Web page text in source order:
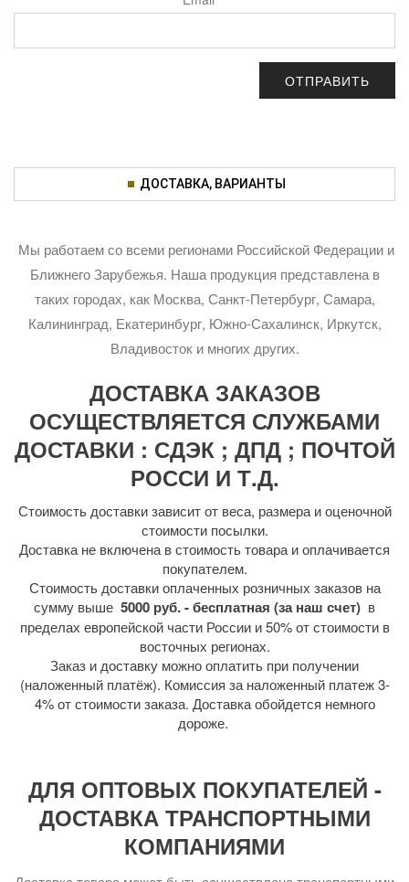
ДОСТАВКА, ВАРИАНТЫ
Мы работаем со всеми регионами Российской Федерации и
Ближнего Зарубежья. Наша продукция представлена в
таких городах, как Москва, Санкт-Петербург, Самара,
Калининград, Екатеринбург, Южно-Сахалинск, Иркутск,
Владивосток и многих других.
ДОСТАВКА ЗАКАЗОВ
ОСУЩЕСТВЛЯЕТСЯ СЛУЖБАМИ
ДОСТАВКИ : СДЭК ; ДПД ; ПОЧТОЙ
РОССИ И Т.Д.
Стоимость доставки зависит от веса, размера и оценочной
стоимости посылки.
Доставка не включена в стоимость товара и оплачивается
покупателем.
Стоимость доставки оплаченных розничных заказов на
сумму выше 5000 руб. - бесплатная (за наш счет) в
пределах европейской части России и 50% от стоимости в
восточных регионах.
Заказ и доставку можно оплатить при получении
(наложенный платёж). Комиссия за наложенный платеж 3-
4% от стоимости заказа. Доставка обойдется немного
дороже.
ДЛЯ ОПТОВЫХ ПОКУПАТЕЛЕЙ -
ДОСТАВКА ТРАНСПОРТНЫМИ
КОМПАНИЯМИ